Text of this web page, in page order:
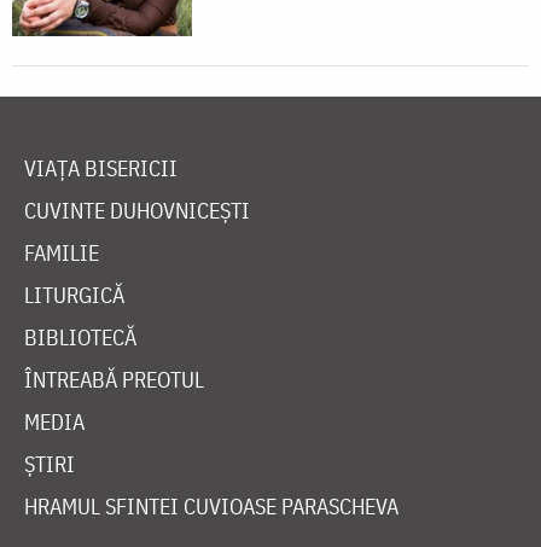
VIAȚA BISERICII
CUVINTE DUHOVNICEȘTI
FAMILIE
LITURGICĂ
BIBLIOTECĂ
ÎNTREABĂ PREOTUL
MEDIA
ȘTIRI
HRAMUL SFINTEI CUVIOASE PARASCHEVA